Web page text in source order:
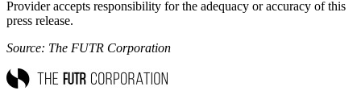
Provider accepts responsibility for the adequacy or accuracy of this
press release.
Source: The FUTR Corporation